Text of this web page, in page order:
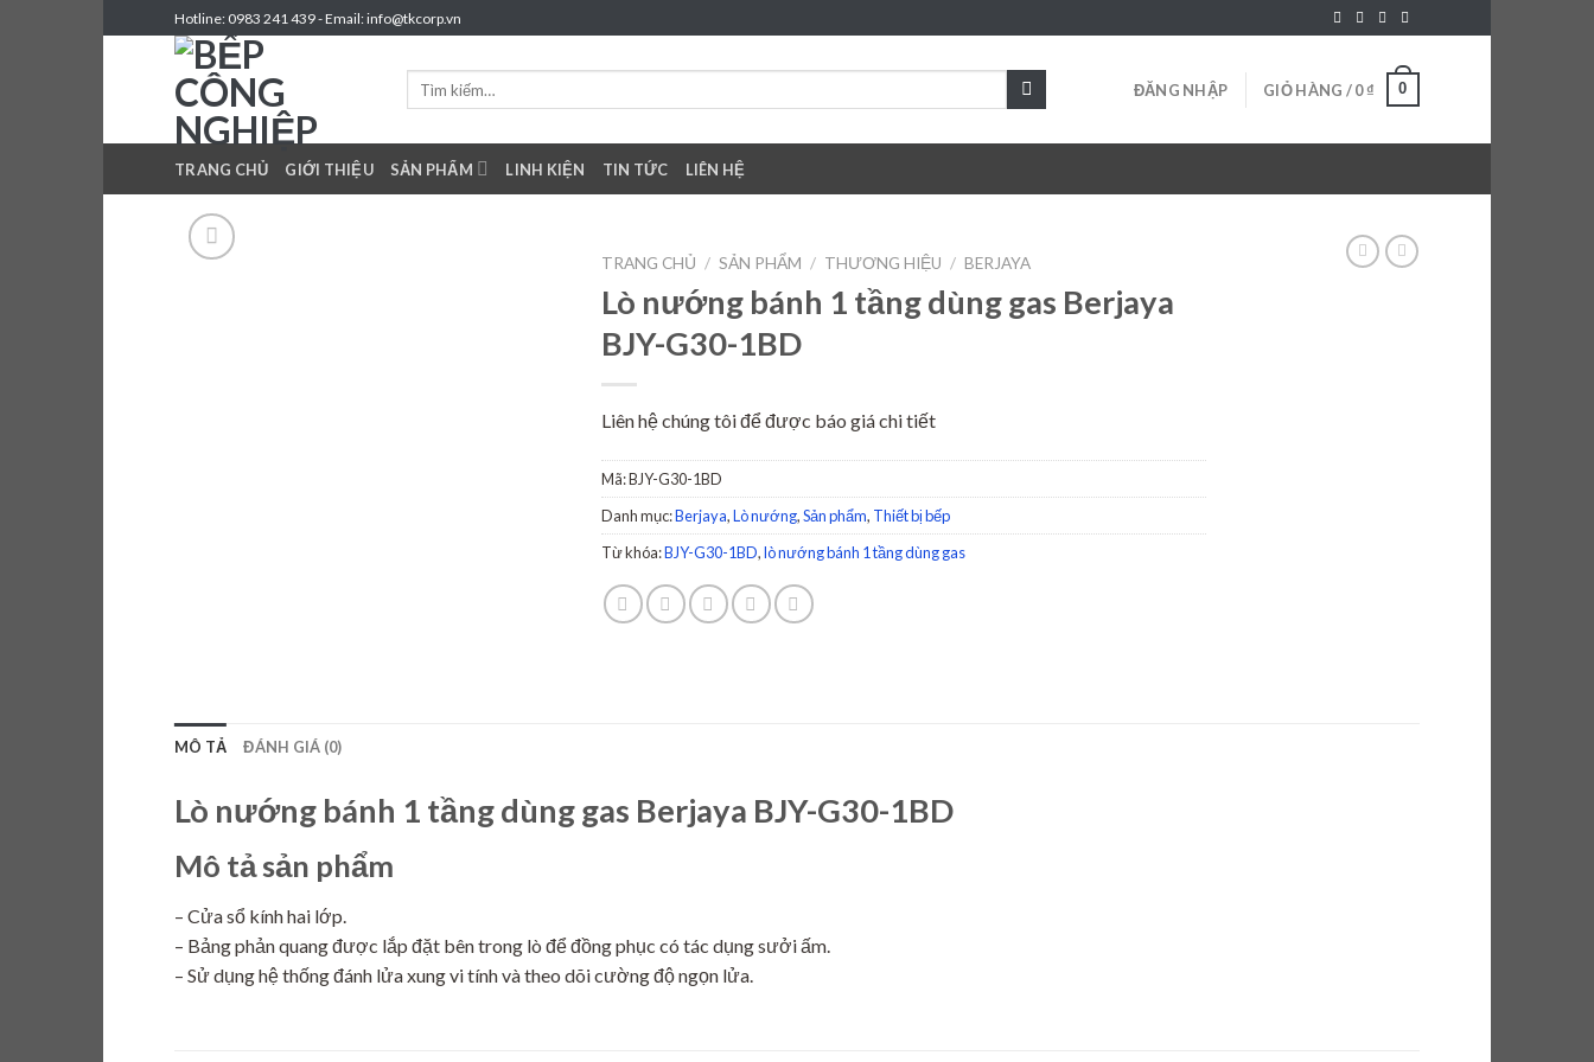
to
Hotline: 0983 241 439 - Email: info@tkcorp.vn
ĐĂNG NHẬP GIỎ HÀNG /0₫ 0
TRANG CHỦ GIỚI THIỆU SẢN PHẨM LINH KIỆN TIN TỨC LIÊN HỆ
TRANG CHỦ / SẢN PHẨM / THƯƠNG HIỆU / BERJAYA
Lò nướng bánh 1 tầng dùng gas Berjaya
BJY-G30-1BD
Liên hệ chúng tôi để được báo giá chi tiết
Mã:BJY-G30-1BD
Danh mục:Berjaya,Lò nướng,Sản phẩm, Thiết bị bếp
Từ khóa:BJY-G30-1BD,lò nướng bánh 1 tầng dùng gas
MÔ TẢ ĐÁNH GIÁ (0)
Lò nướng bánh 1 tầng dùng gas Berjaya BJY-G30-1BD
Mô tả sản phẩm
– Cửa sổ kính hai lớp.
– Bảng phản quang được lắp đặt bên trong lò để đồng phục có tác dụng sưởi ấm.
– Sử dụng hệ thống đánh lửa xung vi tính và theo dõi cường độ ngọn lửa.